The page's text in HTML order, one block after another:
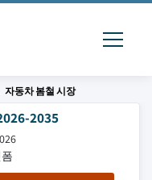
자동차 봄철 시장
2035